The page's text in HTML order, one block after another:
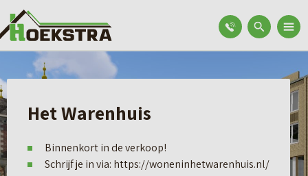
Het Warenhuis
Binnenkort in de verkoop!
Schrijf je in via: https://woneninhetwarenhuis.nl/